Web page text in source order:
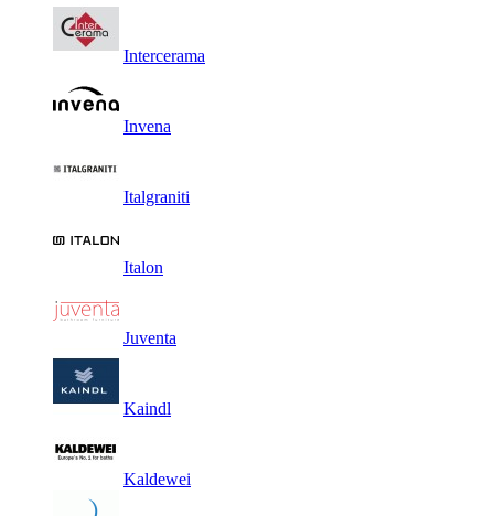
Intercerama
Invena
Italgraniti
Italon
Juventa
Kaindl
Kaldewei